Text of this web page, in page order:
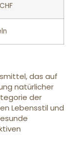
das auf
natürlicher
der
Lebensstil und